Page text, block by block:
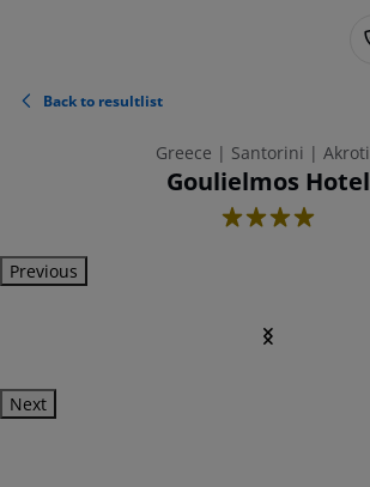
Back to resultlist
Greece | Santorini |
Goulielmos Hotel
4
Previous
Next